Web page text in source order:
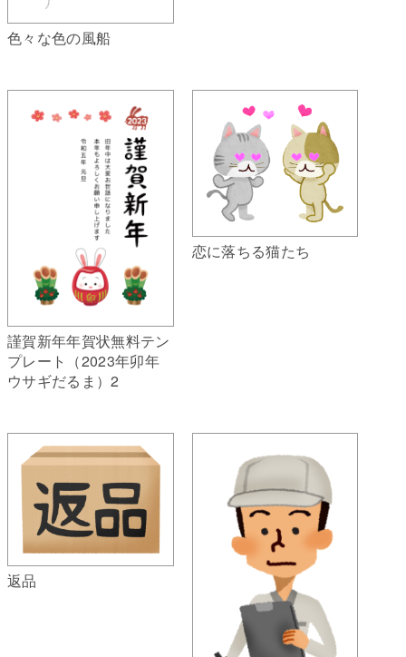
色々な色の風船
謹賀新年年賀状無料テン
プレート（2023年卯年
ウサギだるま）2
恋に落ちる猫たち
返品